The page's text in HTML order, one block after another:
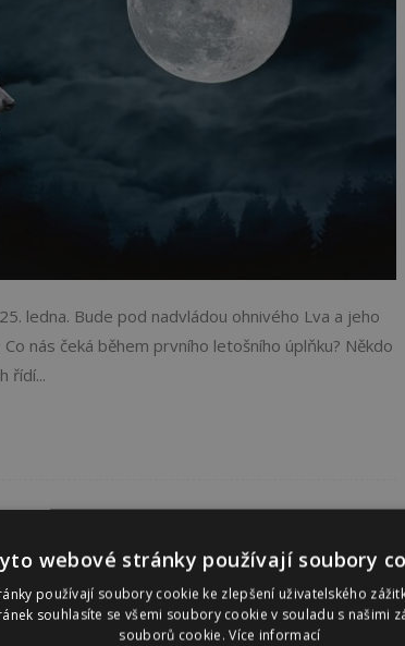
ledna. Bude pod nadvládou ohnivého Lva a jeho
nás čeká během prvního letošního úplňku? Někdo
řídí...
webové stránky používají soubory
používají soubory cookie ke zlepšení uživatelského
souhlasíte se všemi soubory cookie v souladu s našimi
souborů cookie.Více informací